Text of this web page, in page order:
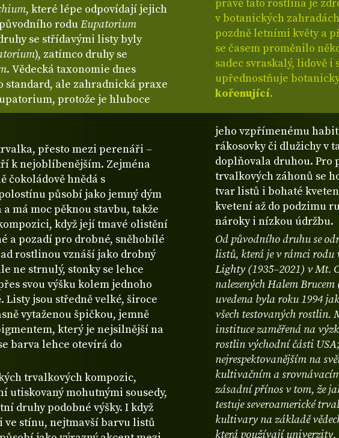
, které lépe odpovídají jejich
roduEupatorium
se střídavými listy byly
), zatímco druhy se
. Vědecká taxonomie dnes
standard, ale zahradnická praxe
protože je hluboce
právě tato rostlina je
v botanických
pozdně letními květy a
se časem proměnilo
sadec svraskalý, lidově i
upřednostňuje
kořenující.
přesto mezi perenáři –
k nejoblíbenějším. Zejména
čokoládově hnědá s
působí jako jemný dým
má moc pěknou stavbu, takže
když její tmavé olistění
a pozadí pro drobné, sněhobílé
rostlinou vznáší jako drobný
ne strnulý, stonky se lehce
svou výšku kolem jednoho
jsou středně velké, široce
vytaženou špičkou, jemně
který je nejsilnější na
barva lehce otevírá do
trvalkových kompozic,
utiskovaný mohutnými sousedy,
druhy podobné výšky. I když
ve stínu, nejtmavší barvu listů
jeho vzpřímenému
rákosovky či dlužichy v
doplňovala druhou. Pro
trvalkových záhonů se
tvar listů i bohaté
kvetení až do podzimu
nároky i nízkou údržbu.
Od původního druhu se
listů, která je v rámci
Lighty (1935–2021) v Mt.
nalezených Halem
uvedena byla roku 1994
všech testovaných rostlin.
instituce zaměřená na
rostlin východní části
nejrespektovanějším na
kultivačním a
zásadní přínos v tom, že
testuje severoamerické
kultivary na základě
která používají univerzity,